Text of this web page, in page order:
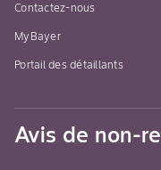
Contactez-nous
MyBayer
Portail des détaillants
Avis de non-